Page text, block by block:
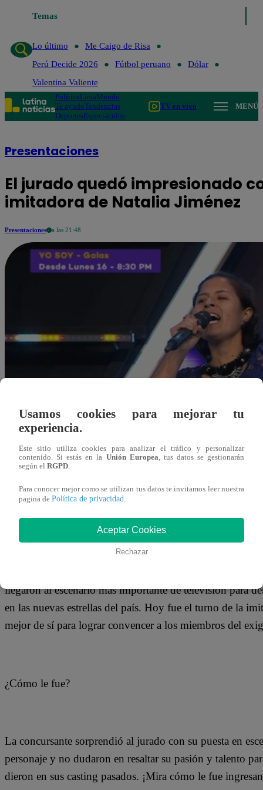
Temas
Lo último
Me Caigo de Risa
Perú Decide 2026
Fútbol peruano
Dólar
Valentina Valiente
PolíticaLimaMundo
Te ayudoTendencias
DeportesEspectáculos
TV en vivo MENÚ
Presentaciones
El jurado quedó impresionado
imitadora de Natalia Jiménez
Presentaciones a las 21:48
Redacción Latina
12 de septiembre 2019
llegaron al escenario más importante de televisión para
en las nuevas estrellas del país. Hoy fue el turno de la
mejor de sí para lograr convencer a los miembros del
¿Cómo le fue?
La concursante sorprendió al jurado con su puesta en
personaje y no dudaron en resaltar su pasión y talento
dieron en sus casting pasados. ¡Mira cómo le fue
Usamos cookies para mejorar tu
experiencia.
Este sitio utiliza cookies para analizar el tráfico y personalizar
contenido. Si estás en la Unión Europea, tus datos se gestionarán
según el RGPD.
Para conocer mejor como se utilizan tus datos te invitamos leer nuestra
pagina de Política de privacidad.
Aceptar Cookies
Rechazar